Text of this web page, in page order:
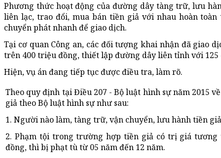
Phương thức hoạt động của đường dây tàng trữ, lưu
liên lạc, trao đổi, mua bán tiền giả với nhau hoàn
chuyển phát nhanh để giao dịch.
Tại cơ quan Công an, các đối tượng khai nhận đã giao
trên 400 triệu đồng, thiết lập đường dây liên tỉnh với
Hiện, vụ án đang tiếp tục được điều tra, làm rõ.
Theo quy định tại Điều 207 - Bộ luật hình sự năm 2015
giả theo Bộ luật hình sự như sau:
1. Người nào làm, tàng trữ, vận chuyển, lưu hành tiền
2. Phạm tội trong trường hợp tiền giả có trị giá tương
đồng, thì bị phạt tù từ 05 năm đến 12 năm.